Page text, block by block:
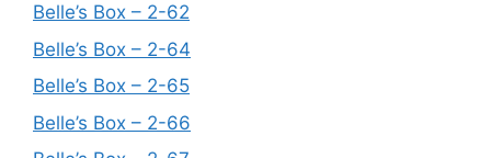
Belle’s Box – 2-62
Belle’s Box – 2-64
Belle’s Box – 2-65
Belle’s Box – 2-66